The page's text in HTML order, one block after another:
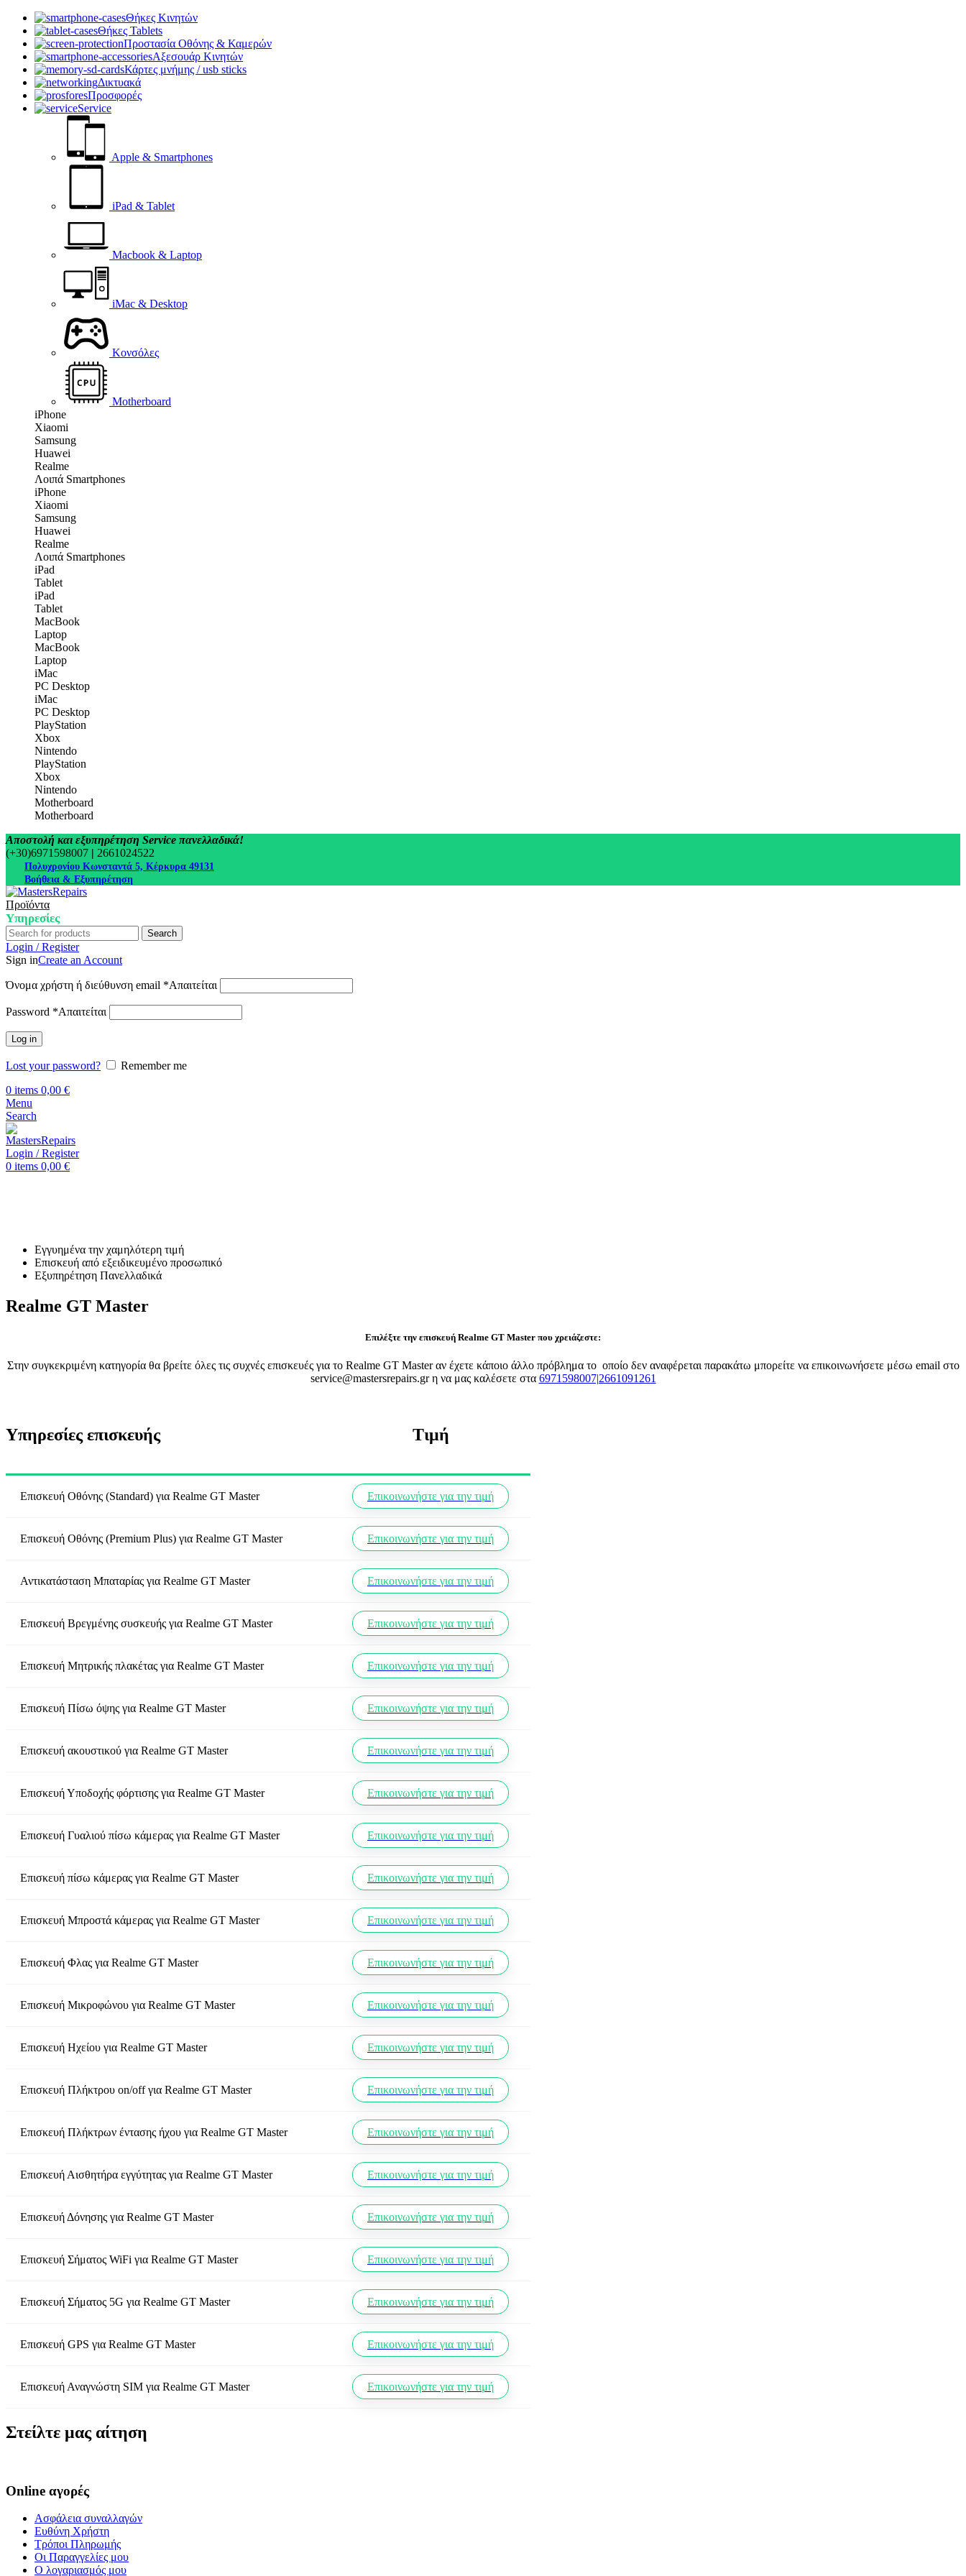
Θήκες Κινητών
Θήκες Tablets
Προστασία Οθόνης & Καμερών
Αξεσουάρ Κινητών
Κάρτες μνήμης / usb sticks
Δικτυακά
Προσφορές
Service
Apple & Smartphones
iPad & Tablet
Macbook & Laptop
iMac & Desktop
Κονσόλες
Motherboard
iPhone
Xiaomi
Samsung
Huawei
Realme
Λοιπά Smartphones
iPhone
Xiaomi
Samsung
Huawei
Realme
Λοιπά Smartphones
iPad
Tablet
iPad
Tablet
MacBook
Laptop
MacBook
Laptop
iMac
PC Desktop
iMac
PC Desktop
PlayStation
Xbox
Nintendo
PlayStation
Xbox
Nintendo
Motherboard
Motherboard
Αποστολή και εξυπηρέτηση Service πανελλαδικά!
(+30)6971598007 | 2661024522
Πολυχρονίου Κωνσταντά 5, Κέρκυρα 49131
Βοήθεια & Εξυπηρέτηση
Προϊόντα
Υπηρεσίες
Search
Login / Register
Sign inCreate an Account
Όνομα χρήστη ή διεύθυνση email *Απαιτείται
Password *Απαιτείται
Log in
Lost your password?
Remember me
0 items 0,00 €
Menu
Search
Login / Register
0 items 0,00 €
Εγγυημένα την χαμηλότερη τιμή
Επισκευή από εξειδικευμένο προσωπικό
Εξυπηρέτηση Πανελλαδικά
Realme GT Master
Επιλέξτε την επισκευή Realme GT Master που χρειάζεστε:
Στην συγκεκριμένη κατηγορία θα βρείτε όλες τις συχνές επισκευές για το Realme GT Master αν έχετε κάποιο άλλο πρόβλημα το οποίο δεν αναφέρεται παρακάτω μπορείτε να επικοινωνήσετε μέσω email στο
service@mastersrepairs.gr η να μας καλέσετε στα 6971598007|2661091261
Υπηρεσίες επισκευής Τιμή
Επισκευή Οθόνης (Standard) για Realme GT Master Επικοινωνήστε για την τιμή
Επισκευή Οθόνης (Premium Plus) για Realme GT Master Επικοινωνήστε για την τιμή
Αντικατάσταση Μπαταρίας για Realme GT Master Επικοινωνήστε για την τιμή
Επισκευή Βρεγμένης συσκευής για Realme GT Master Επικοινωνήστε για την τιμή
Επισκευή Μητρικής πλακέτας για Realme GT Master Επικοινωνήστε για την τιμή
Επισκευή Πίσω όψης για Realme GT Master Επικοινωνήστε για την τιμή
Επισκευή ακουστικού για Realme GT Master Επικοινωνήστε για την τιμή
Επισκευή Υποδοχής φόρτισης για Realme GT Master Επικοινωνήστε για την τιμή
Επισκευή Γυαλιού πίσω κάμερας για Realme GT Master Επικοινωνήστε για την τιμή
Επισκευή πίσω κάμερας για Realme GT Master Επικοινωνήστε για την τιμή
Επισκευή Μπροστά κάμερας για Realme GT Master Επικοινωνήστε για την τιμή
Επισκευή Φλας για Realme GT Master Επικοινωνήστε για την τιμή
Επισκευή Μικροφώνου για Realme GT Master Επικοινωνήστε για την τιμή
Επισκευή Ηχείου για Realme GT Master Επικοινωνήστε για την τιμή
Επισκευή Πλήκτρου on/offγια Realme GT Master Επικοινωνήστε για την τιμή
Επισκευή Πλήκτρων έντασης ήχου για Realme GT Master Επικοινωνήστε για την τιμή
Επισκευή Αισθητήρα εγγύτητας για Realme GT Master Επικοινωνήστε για την τιμή
Επισκευή Δόνησης για Realme GT Master Επικοινωνήστε για την τιμή
Επισκευή Σήματος WiFi για Realme GT Master Επικοινωνήστε για την τιμή
Επισκευή Σήματος 5G για Realme GT Master Επικοινωνήστε για την τιμή
Επισκευή GPS για Realme GT Master Επικοινωνήστε για την τιμή
Επισκευή Αναγνώστη SIM για Realme GT Master Επικοινωνήστε για την τιμή
Στείλτε μας αίτηση
Online αγορές
Ασφάλεια συναλλαγών
Ευθύνη Χρήστη
Τρόποι Πληρωμής
Οι Παραγγελίες μου
Ο λογαριασμός μου